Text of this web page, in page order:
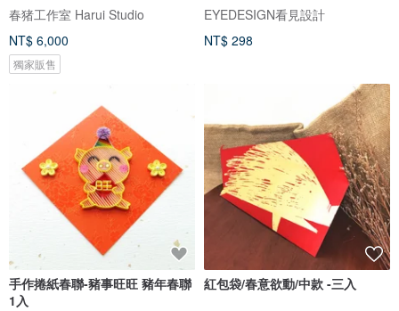
春猪工作室 Harui Studio
NT$ 6,000
獨家販售
EYEDESIGN看見設計
NT$ 298
手作捲紙春聯-豬事旺旺 豬年春聯
1入
紅包袋/春意欲動/中款 -三入